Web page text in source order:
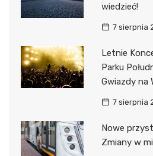
wiedzieć!
7 sierpnia
Letnie
Parku
Gwiazdy na
7 sierpnia
Nowe
Zmiany w